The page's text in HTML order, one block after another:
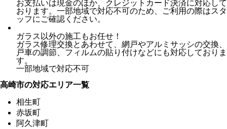
お支払いは現金のほか、クレジットカード決済に対応して
おります。一部地域で対応不可のため、ご利用の際はスタ
ッフにご確認ください。
ガラス以外の施工もお任せ！
ガラス修理交換とあわせて、網戸やアルミサッシの交換、
戸車の調節、フィルムの貼り付けなどにも対応しておりま
す。
一部地域で対応不可
高崎市の対応エリア一覧
相生町
赤坂町
阿久津町